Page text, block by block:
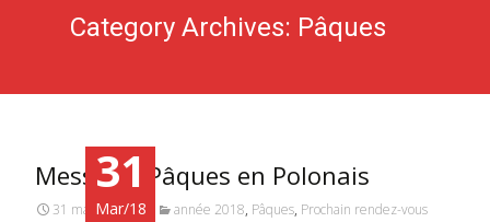
Category Archives: Pâques
31
Mar/18
Messe de Pâques en Polonais
31 mars 2018 année 2018, Pâques, Prochain rendez-vous